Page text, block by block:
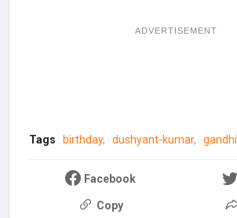
ADVERTISEMENT
Tags birthday dushyant-kumar gandhi
Facebook
Copy